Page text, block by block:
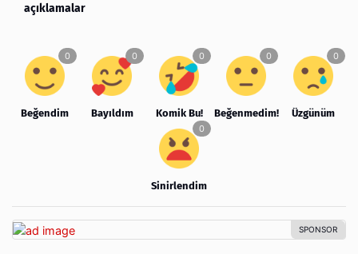
açıklamalar
Beğendim Bayıldım Komik Bu! Beğenmedim! Üzgünüm
Sinirlendim